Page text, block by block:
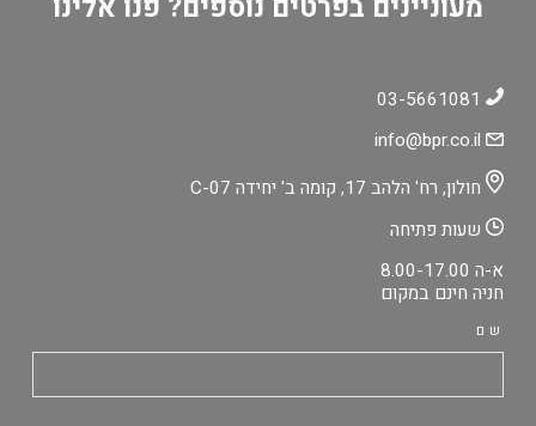
חולון, רח' הלהב 17, קומה ב' יחידה C-07
שעות פתיחה
א-ה 8.00-17.00
חניה חינם במקום
שם